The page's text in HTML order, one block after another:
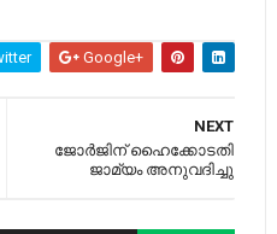
Google+
NEXT
ജോര്‍ജിന് ഹൈക്കോടതി
ജാമ്യം അനുവദിച്ചു